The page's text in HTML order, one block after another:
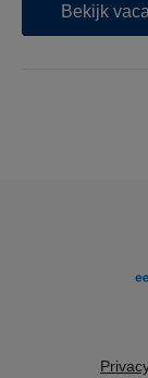
Bekijk